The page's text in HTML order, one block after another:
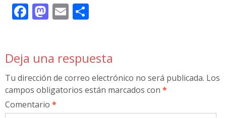
Facebook
Mastodon
Email
Deja una respuesta
Tu dirección de correo electrónico no será publicada. Los
campos obligatorios están marcados con *
Comentario *